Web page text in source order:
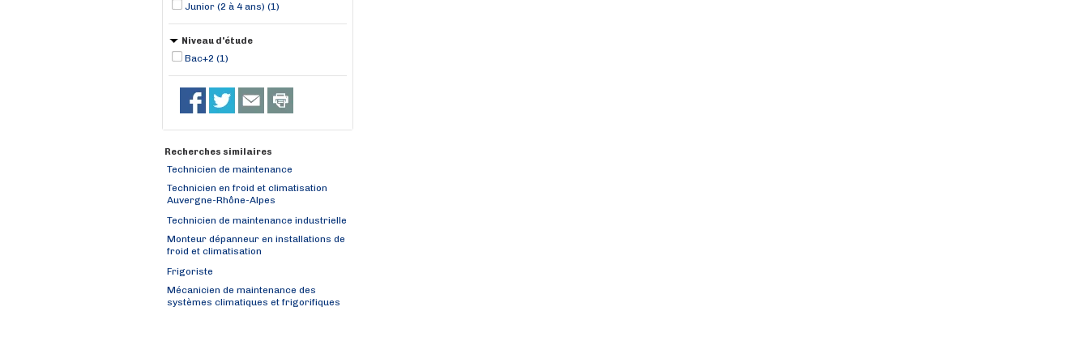
Junior (2 à 4 ans) (1)
Niveau d'étude
Bac+2 (1)
Recherches similaires
Technicien de maintenance
Technicien en froid et climatisation
Auvergne-Rhône-Alpes
Technicien de maintenance industrielle
Monteur dépanneur en installations de
froid et climatisation
Frigoriste
Mécanicien de maintenance des
systèmes climatiques et frigorifiques